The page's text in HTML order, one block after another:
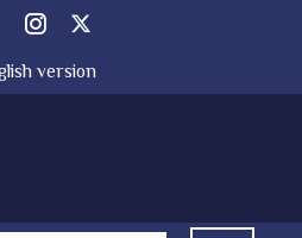
version